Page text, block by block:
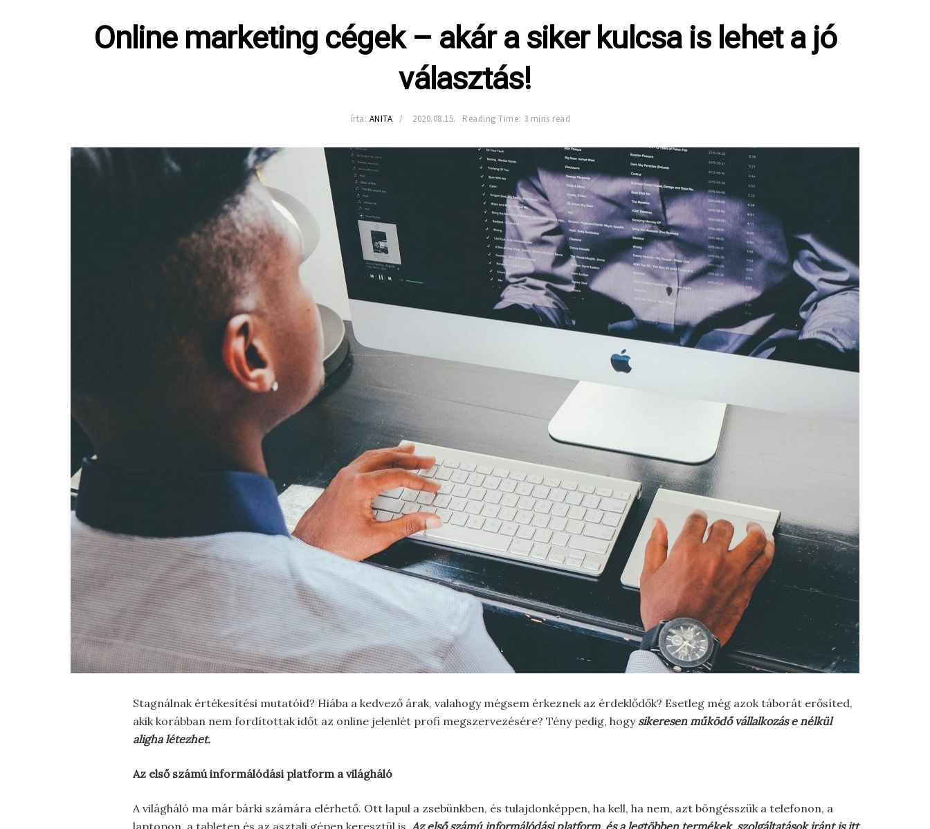
Online marketing cégek – akár a siker kulcsa is lehet a jó
választás!
írta: ANITA 2020.08.15. Reading Time: 3 mins read
Stagnálnak értékesítési mutatóid? Hiába a kedvező árak, valahogy mégsem érkeznek az érdeklődők? Esetleg még azok táborát erősíted,
akik korábban nem fordítottak időt az online jelenlét profi megszervezésére? Tény pedig, hogy sikeresen működő vállalkozás e nélkül
aligha létezhet.
Az első számú informálódási platform a világháló
A világháló ma már bárki számára elérhető. Ott lapul a zsebünkben, és tulajdonképpen, ha kell, ha nem, azt böngésszük a telefonon, a
laptopon, a tableten és az asztali gépen keresztül is. Az első számú informálódási platform, és a legtöbben termékek, szolgáltatások iránt is itt